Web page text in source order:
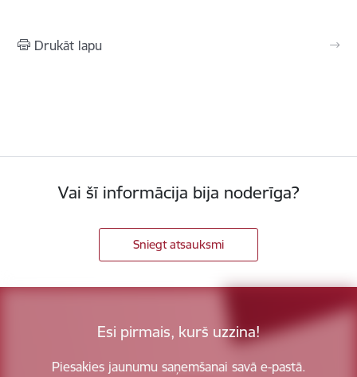
Drukāt lapu
Vai šī informācija bija noderīga?
Sniegt atsauksmi
Esi pirmais, kurš uzzina!
Piesakies jaunumu saņemšanai savā e-pastā.